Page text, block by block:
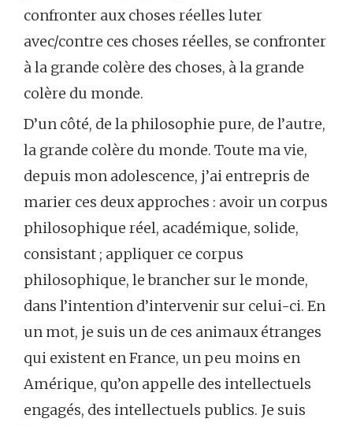
confronter aux choses réelles luter
avec/contre ces choses réelles, se confronter
à la grande colère des choses, à la grande
colère du monde.
D’un côté, de la philosophie pure, de l’autre,
la grande colère du monde. Toute ma vie,
depuis mon adolescence, j’ai entrepris de
marier ces deux approches : avoir un corpus
philosophique réel, académique, solide,
consistant ; appliquer ce corpus
philosophique, le brancher sur le monde,
dans l’intention d’intervenir sur celui-ci. En
un mot, je suis un de ces animaux étranges
qui existent en France, un peu moins en
Amérique, qu’on appelle des intellectuels
engagés, des intellectuels publics. Je suis